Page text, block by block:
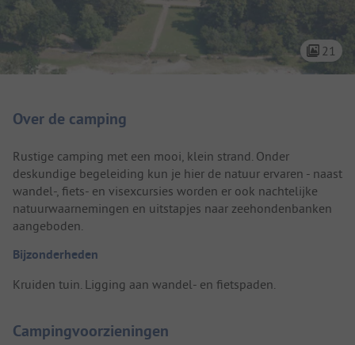
21
Over de camping
Rustige camping met een mooi, klein strand. Onder
deskundige begeleiding kun je hier de natuur ervaren - naast
wandel-, fiets- en visexcursies worden er ook nachtelijke
natuurwaarnemingen en uitstapjes naar zeehondenbanken
aangeboden.
Bijzonderheden
Kruiden tuin. Ligging aan wandel- en fietspaden.
Campingvoorzieningen